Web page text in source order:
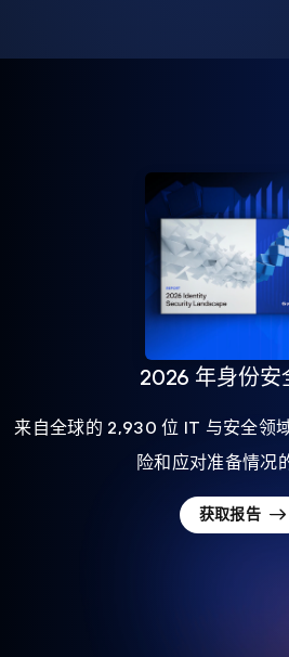
2026 年身份安
来自全球的 2,930 位 IT 与安全领
险和应对准备情况
获取报告